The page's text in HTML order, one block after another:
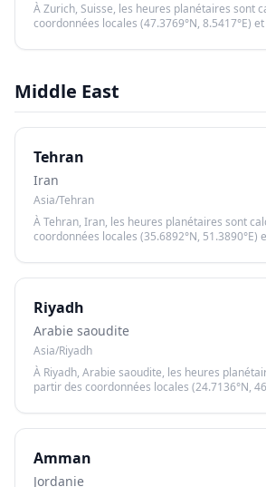
À Zurich, Suisse, les heures planétaires sont
coordonnées locales (47.3769°N, 8.5417°E)
coucher du soleil.
Middle East
Tehran
Iran
Asia/Tehran
À Tehran, Iran, les heures planétaires sont
coordonnées locales (35.6892°N, 51.3890°E)
coucher du soleil.
Riyadh
Arabie saoudite
Asia/Riyadh
À Riyadh, Arabie saoudite, les heures
partir des coordonnées locales (24.7136°N,
le lever et le coucher du soleil.
Amman
Jordanie